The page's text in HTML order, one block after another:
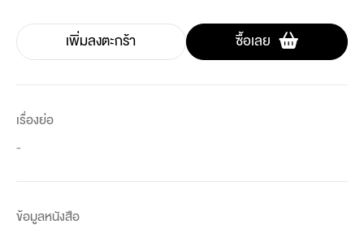
เพิ่มลงตะกร้า ซื้อเลย
เรื่องย่อ
-
ข้อมูลหนังสือ